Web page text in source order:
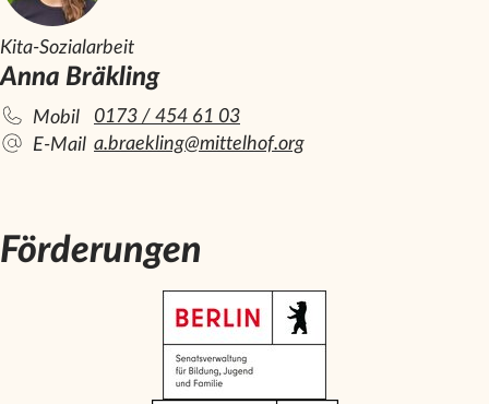
Kita-Sozialarbeit
Anna Bräkling
Mobil
0173 / 454 61 03
E-Mail a.braekling@mittelhof.org
Förderungen